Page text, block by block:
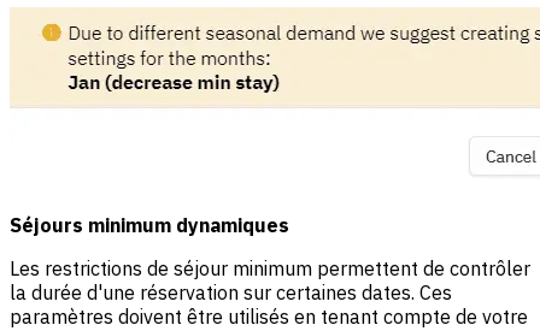
Séjours minimum dynamiques
Les restrictions de séjour minimum permettent de contrôler
la durée d'une réservation sur certaines dates. Ces
paramètres doivent être utilisés en tenant compte de votre